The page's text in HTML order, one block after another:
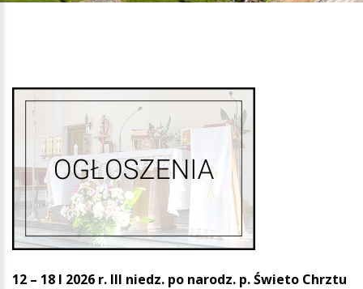
12 – 18 I 2026 r. III niedz. po narodz. p.Świeto Chrztu